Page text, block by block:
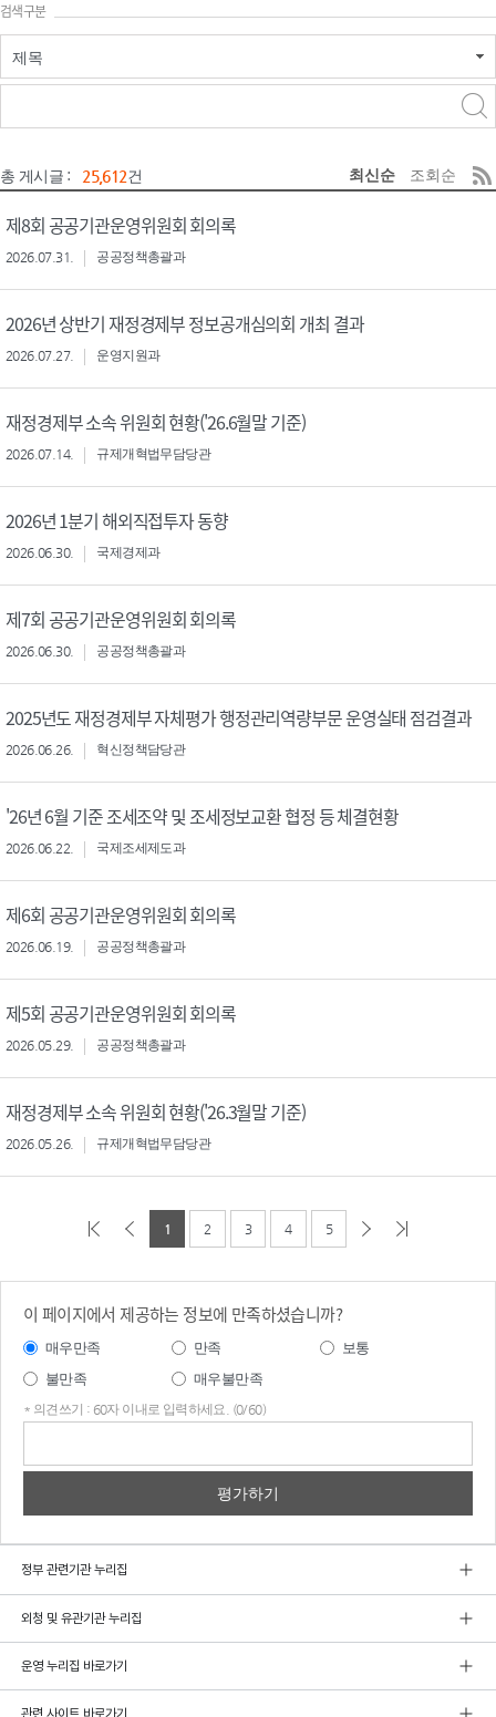
검색구분
제목
총 게시글 : 25,612건 최신순 조회순
제8회 공공기관운영위원회 회의록
2026.07.31. 공공정책총괄과
2026년 상반기 재정경제부 정보공개심의회 개최 결과
2026.07.27. 운영지원과
재정경제부 소속 위원회 현황('26.6월말 기준)
2026.07.14. 규제개혁법무담당관
2026년 1분기 해외직접투자 동향
2026.06.30. 국제경제과
제7회 공공기관운영위원회 회의록
2026.06.30. 공공정책총괄과
2025년도 재정경제부 자체평가 행정관리역량부문 운영실태 점검결과
2026.06.26. 혁신정책담당관
'26년 6월 기준 조세조약 및 조세정보교환 협정 등 체결현황
2026.06.22. 국제조세제도과
제6회 공공기관운영위원회 회의록
2026.06.19. 공공정책총괄과
제5회 공공기관운영위원회 회의록
2026.05.29. 공공정책총괄과
재정경제부 소속 위원회 현황('26.3월말 기준)
2026.05.26. 규제개혁법무담당관
1 2 3 4 5
이 페이지에서 제공하는 정보에 만족하셨습니까?
매우만족 만족
보통
불만족
매우불만족
* 의견쓰기 : 60자 이내로 입력하세요. (0/60)
정부 관련기관 누리집
외청 및 유관기관 누리집
운영 누리집 바로가기
관련 사이트 바로가기